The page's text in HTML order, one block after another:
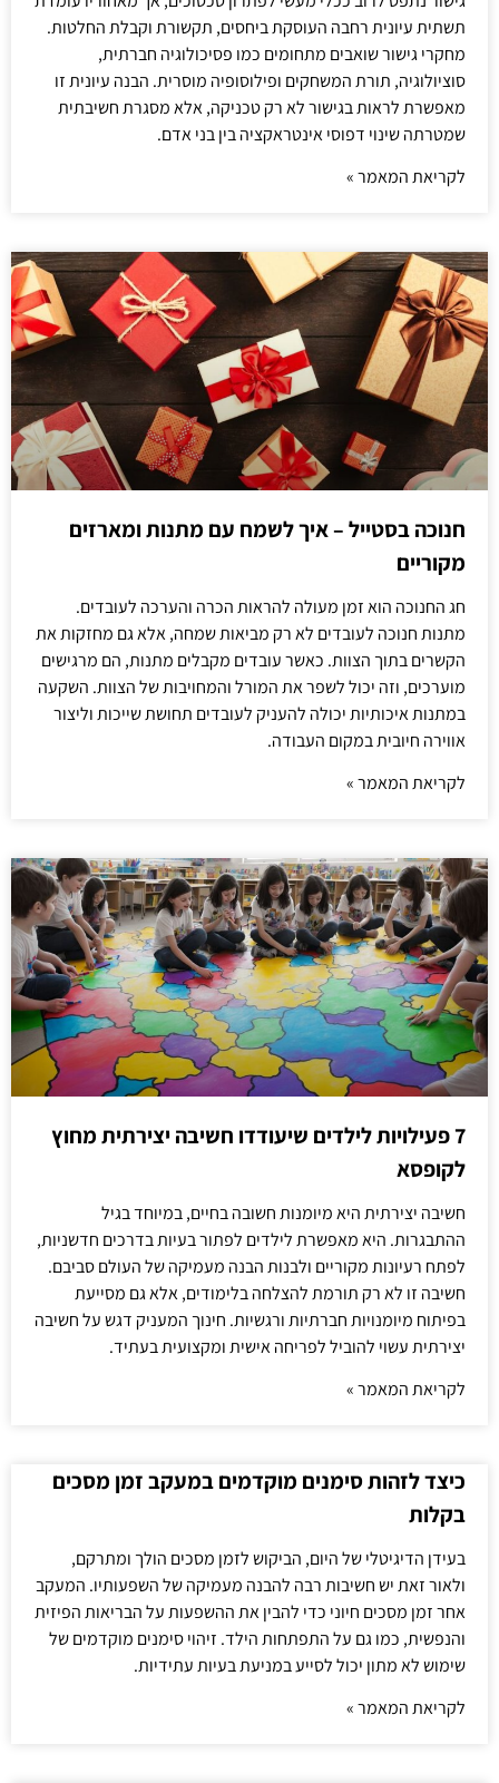
תשתית עיונית רחבה העוסקת ביחסים, תקשורת וקבלת החלטות.
מחקרי גישור שואבים מתחומים כמו פסיכולוגיה חברתית,
סוציולוגיה, תורת המשחקים ופילוסופיה מוסרית. הבנה עיונית זו
מאפשרת לראות בגישור לא רק טכניקה, אלא מסגרת חשיבתית
שמטרתה שינוי דפוסי אינטראקציה בין בני אדם.
לקריאת המאמר »
חנוכה בסטייל – איך לשמח עם מתנות ומארזים
מקוריים
חג החנוכה הוא זמן מעולה להראות הכרה והערכה לעובדים.
מתנות חנוכה לעובדים לא רק מביאות שמחה, אלא גם מחזקות את
הקשרים בתוך הצוות. כאשר עובדים מקבלים מתנות, הם מרגישים
מוערכים, וזה יכול לשפר את המורל והמחויבות של הצוות. השקעה
במתנות איכותיות יכולה להעניק לעובדים תחושת שייכות וליצור
אווירה חיובית במקום העבודה.
לקריאת המאמר »
7 פעילויות לילדים שיעודדו חשיבה יצירתית מחוץ
לקופסא
חשיבה יצירתית היא מיומנות חשובה בחיים, במיוחד בגיל
ההתבגרות. היא מאפשרת לילדים לפתור בעיות בדרכים חדשניות,
לפתח רעיונות מקוריים ולבנות הבנה מעמיקה של העולם סביבם.
חשיבה זו לא רק תורמת להצלחה בלימודים, אלא גם מסייעת
בפיתוח מיומנויות חברתיות ורגשיות. חינוך המעניק דגש על חשיבה
יצירתית עשוי להוביל לפריחה אישית ומקצועית בעתיד.
לקריאת המאמר »
כיצד לזהות סימנים מוקדמים במעקב זמן מסכים
בקלות
בעידן הדיגיטלי של היום, הביקוש לזמן מסכים הולך ומתרקם,
ולאור זאת יש חשיבות רבה להבנה מעמיקה של השפעותיו. המעקב
אחר זמן מסכים חיוני כדי להבין את ההשפעות על הבריאות הפיזית
והנפשית, כמו גם על התפתחות הילד. זיהוי סימנים מוקדמים של
שימוש לא מתון יכול לסייע במניעת בעיות עתידיות.
לקריאת המאמר »